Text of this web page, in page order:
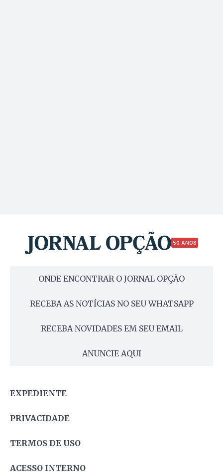
50 ANOS
ONDE ENCONTRAR O JORNAL OPÇÃO
RECEBA AS NOTÍCIAS NO SEU WHATSAPP
RECEBA NOVIDADES EM SEU EMAIL
ANUNCIE AQUI
EXPEDIENTE
PRIVACIDADE
TERMOS DE USO
ACESSO INTERNO